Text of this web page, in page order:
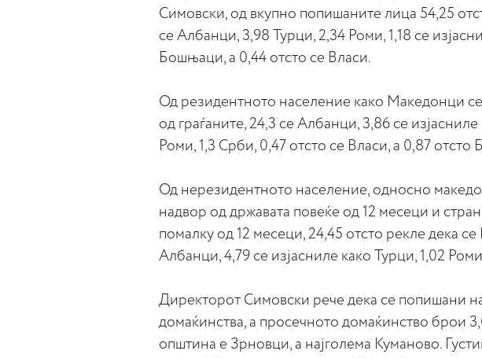
Симовски, од вкупно попишаните лица 54,25
се Албанци, 3,98 Турци, 2,34 Роми, 1,18 се
Бошњаци, а 0,44 отсто се Власи.
Од резидентното население како Македонци се
од граѓаните, 24,3 се Албанци, 3,86 се
Роми, 1,3 Срби, 0,47 отсто се Власи, а 0,87
Од нерезидентното население, односно
надвор од државата повеќе од 12 месеци и
помалку од 12 месеци, 24,45 отсто рекле дека
Албанци, 4,79 се изјасниле како Турци, 1,02
Директорот Симовски рече дека се попишани
домаќинства, а просечното домаќинство брои
општина е Зрновци, а најголема Куманово.